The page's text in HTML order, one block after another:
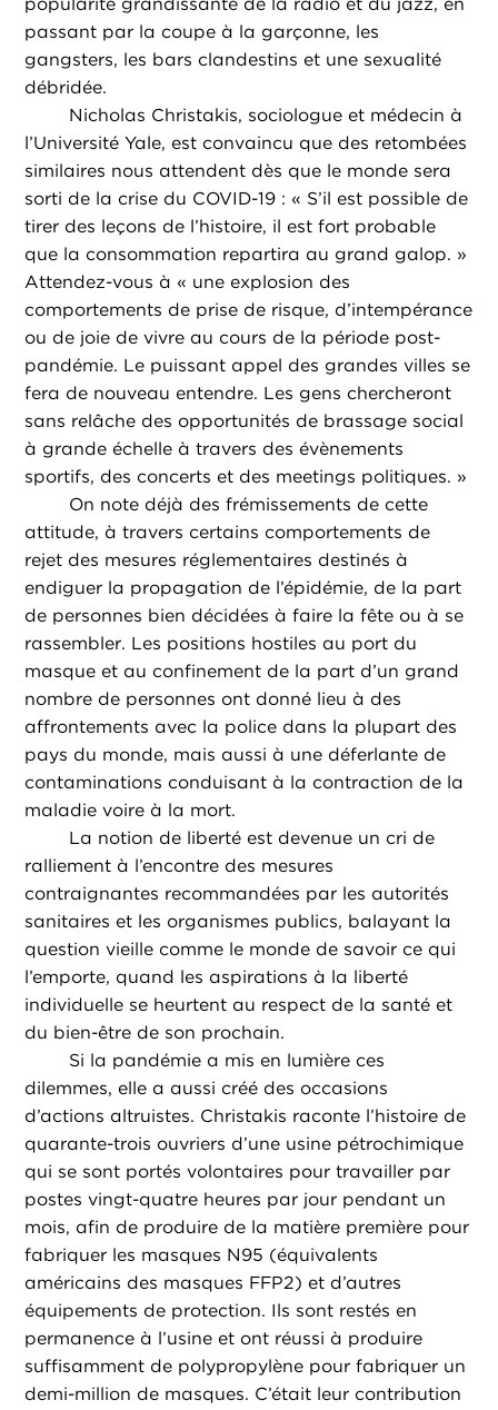
passant par la coupe à la garçonne, les
gangsters, les bars clandestins et une sexualité
débridée.
Nicholas Christakis, sociologue et médecin à
l’Université Yale, est convaincu que des retombées
similaires nous attendent dès que le monde sera
sorti de la crise du COVID-19 : « S’il est possible de
tirer des leçons de l’histoire, il est fort probable
que la consommation repartira au grand galop. »
Attendez-vous à « une explosion des
comportements de prise de risque, d’intempérance
ou de joie de vivre au cours de la période post-
pandémie. Le puissant appel des grandes villes se
fera de nouveau entendre. Les gens chercheront
sans relâche des opportunités de brassage social
à grande échelle à travers des évènements
sportifs, des concerts et des meetings politiques. »
On note déjà des frémissements de cette
attitude, à travers certains comportements de
rejet des mesures réglementaires destinés à
endiguer la propagation de l’épidémie, de la part
de personnes bien décidées à faire la fête ou à se
rassembler. Les positions hostiles au port du
masque et au confinement de la part d’un grand
nombre de personnes ont donné lieu à des
affrontements avec la police dans la plupart des
pays du monde, mais aussi à une déferlante de
contaminations conduisant à la contraction de la
maladie voire à la mort.
La notion de liberté est devenue un cri de
ralliement à l’encontre des mesures
contraignantes recommandées par les autorités
sanitaires et les organismes publics, balayant la
question vieille comme le monde de savoir ce qui
l’emporte, quand les aspirations à la liberté
individuelle se heurtent au respect de la santé et
du bien-être de son prochain.
Si la pandémie a mis en lumière ces
dilemmes, elle a aussi créé des occasions
d’actions altruistes. Christakis raconte l’histoire de
quarante-trois ouvriers d’une usine pétrochimique
qui se sont portés volontaires pour travailler par
postes vingt-quatre heures par jour pendant un
mois, afin de produire de la matière première pour
fabriquer les masques N95 (équivalents
américains des masques FFP2) et d’autres
équipements de protection. Ils sont restés en
permanence à l’usine et ont réussi à produire
suffisamment de polypropylène pour fabriquer un
demi-million de masques. C’était leur contribution